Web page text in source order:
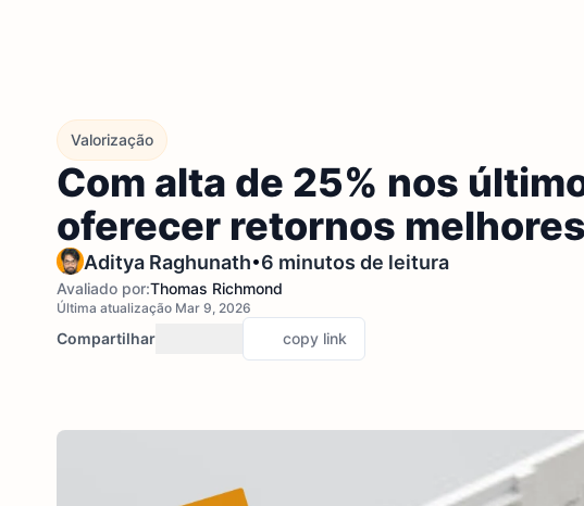
Valorização
Com alta de 25% nos
oferecer retornos
Aditya Raghunath•6 minutos de leitura
Avaliado por:Thomas Richmond
Última atualização Mar 9, 2026
Compartilhar copy link